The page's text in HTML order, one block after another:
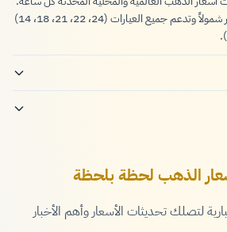
حاسبة قيمة الذهب هي الأكثر شمولاً وتدعم جميع العيارات (24، 22، 21، 18، 14)
الذهب لحظة بلحظة
لتصلك تحديثات الأسعار وأهم الأخبار